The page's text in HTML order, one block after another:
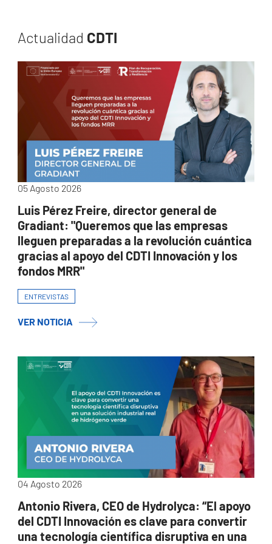
Actualidad CDTI
05 Agosto 2026
Luis Pérez Freire, director general de
Gradiant: "Queremos que las empresas
lleguen preparadas a la revolución cuántica
gracias al apoyo del CDTI Innovación y los
fondos MRR"
ENTREVISTAS
VER NOTICIA
04 Agosto 2026
Antonio Rivera, CEO de Hydrolyca: “El apoyo
del CDTI Innovación es clave para convertir
una tecnología científica disruptiva en una